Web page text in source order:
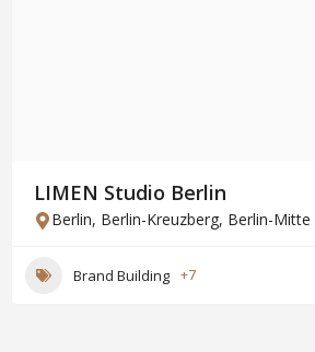
LIMEN Studio Berlin
Berlin, Berlin-Kreuzberg, Berlin-Mitte
Brand Building +7